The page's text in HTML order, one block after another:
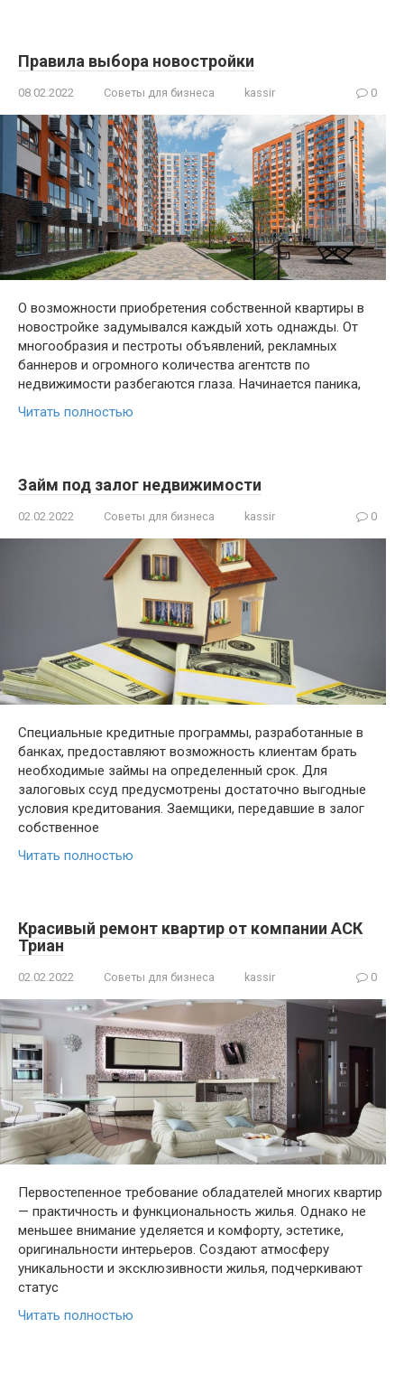
Правила выбора новостройки
08.02.2022 Советы для бизнеса kassir 0
О возможности приобретения собственной квартиры в
новостройке задумывался каждый хоть однажды. От
многообразия и пестроты объявлений, рекламных
баннеров и огромного количества агентств по
недвижимости разбегаются глаза. Начинается паника,
Читать полностью
Займ под залог недвижимости
02.02.2022 Советы для бизнеса kassir 0
Специальные кредитные программы, разработанные в
банках, предоставляют возможность клиентам брать
необходимые займы на определенный срок. Для
залоговых ссуд предусмотрены достаточно выгодные
условия кредитования. Заемщики, передавшие в залог
собственное
Читать полностью
Красивый ремонт квартир от компании АСК
Триан
02.02.2022 Советы для бизнеса kassir 0
Первостепенное требование обладателей многих квартир
— практичность и функциональность жилья. Однако не
меньшее внимание уделяется и комфорту, эстетике,
оригинальности интерьеров. Создают атмосферу
уникальности и эксклюзивности жилья, подчеркивают
статус
Читать полностью